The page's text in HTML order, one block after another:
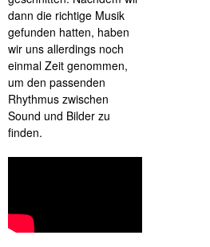
dann die richtige Musik
gefunden hatten, haben
wir uns allerdings noch
einmal Zeit genommen,
um den passenden
Rhythmus zwischen
Sound und Bilder zu
finden.